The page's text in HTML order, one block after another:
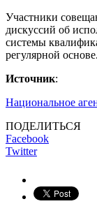
Участники
дискуссий об
системы
регулярной основе.
Источник:
Национальное
ПОДЕЛИТЬСЯ
Facebook
Twitter